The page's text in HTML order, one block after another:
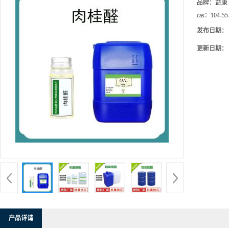
品牌： 益康
cas： 104-
发布日期：
更新日期：
产品详请